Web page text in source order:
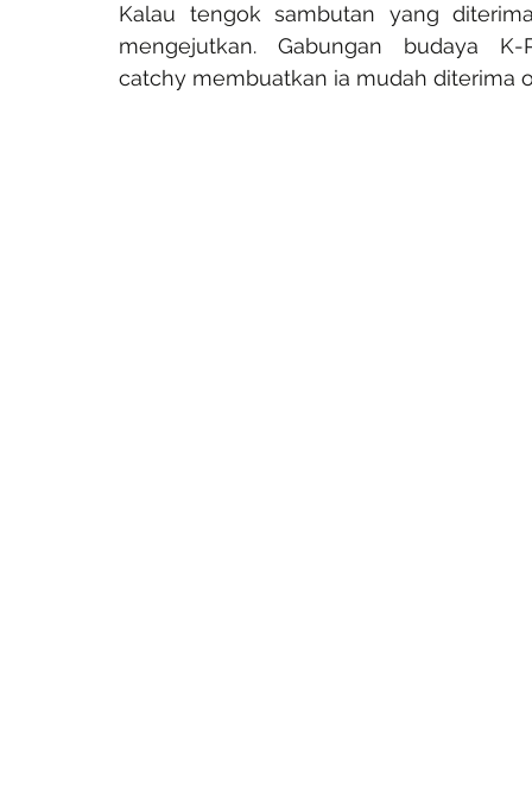
Kalau tengok sambutan yang
mengejutkan. Gabungan budaya
catchy membuatkan ia mudah diterima